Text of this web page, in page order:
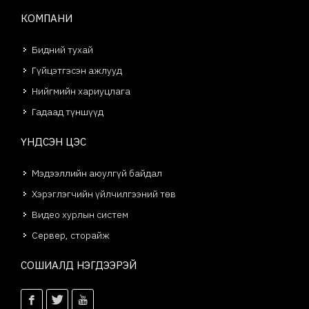
КОМПАНИ
Бидний тухай
Гүйцэтгэсэн ажлууд
Нийгмийн хариуцлага
Гадаад түншүүд
ҮНДСЭН ЦЭС
Мэдээллийн аюулгүй байдал
Хэрэглэгчийн үйлчилгээний төв
Видео хурлын систем
Сервер, сторайж
СОШИАЛД НЭГДЭЭРЭЙ